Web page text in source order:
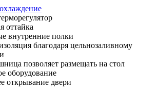
оттайка
внутренние полки
благодаря цельнозаливному
позволяет размещать на стол
оборудование
открывание двери